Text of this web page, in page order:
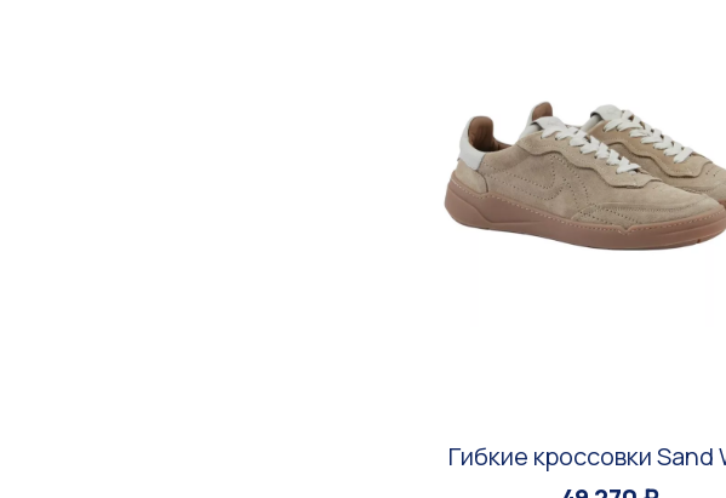
Гибкие кроссовки Sand